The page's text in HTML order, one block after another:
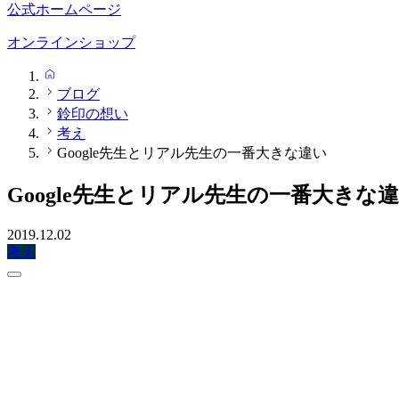
公式ホームページ
オンラインショップ
ブログ
鈴印の想い
考え
Google先生とリアル先生の一番大きな違い
Google先生とリアル先生の一番大きな
2019.12.02
考え